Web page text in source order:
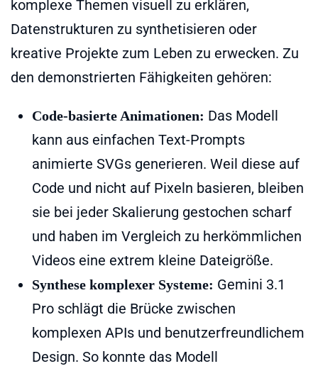
komplexe Themen visuell zu erklären,
Datenstrukturen zu synthetisieren oder
kreative Projekte zum Leben zu erwecken. Zu
den demonstrierten Fähigkeiten gehören:
Code-basierte Animationen: Das Modell
kann aus einfachen Text-Prompts
animierte SVGs generieren. Weil diese auf
Code und nicht auf Pixeln basieren, bleiben
sie bei jeder Skalierung gestochen scharf
und haben im Vergleich zu herkömmlichen
Videos eine extrem kleine Dateigröße.
Synthese komplexer Systeme: Gemini 3.1
Pro schlägt die Brücke zwischen
komplexen APIs und benutzerfreundlichem
Design. So konnte das Modell